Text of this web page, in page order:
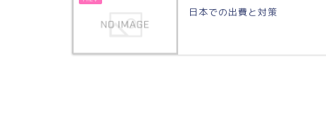
日本での出費と対策